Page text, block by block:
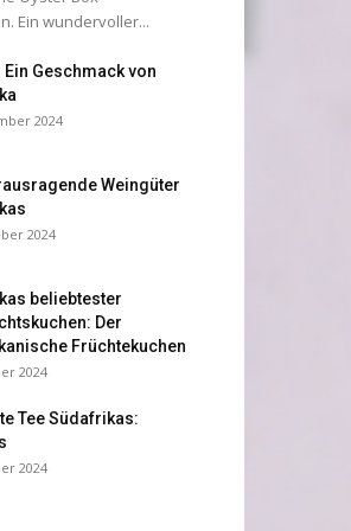
Ein wundervoller...
Ein Geschmack von
2024
Weingüter
2024
beliebtester
Der
Früchtekuchen
2024
Tee Südafrikas:
2024